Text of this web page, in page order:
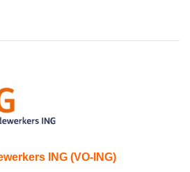
ING (VO-ING)